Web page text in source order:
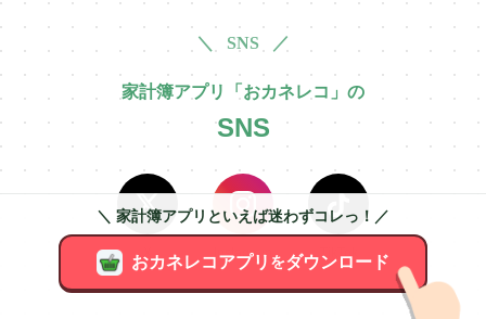
＼ SNS ／
家計簿アプリ「おカネレコ」の
SNS
Instagram TikTok
＼ 家計簿アプリといえば迷わずコレっ！／
おカネレコアプリ をダウンロード